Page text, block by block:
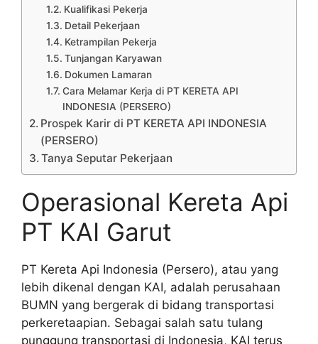
Kualifikasi Pekerja
Detail Pekerjaan
Ketrampilan Pekerja
Tunjangan Karyawan
Dokumen Lamaran
Cara Melamar Kerja di PT KERETA API
INDONESIA (PERSERO)
Prospek Karir di PT KERETA API INDONESIA
(PERSERO)
Tanya Seputar Pekerjaan
Operasional Kereta Api
PT KAI Garut
PT Kereta Api Indonesia (Persero), atau yang
lebih dikenal dengan KAI, adalah perusahaan
BUMN yang bergerak di bidang transportasi
perkeretaapian. Sebagai salah satu tulang
punggung transportasi di Indonesia, KAI terus